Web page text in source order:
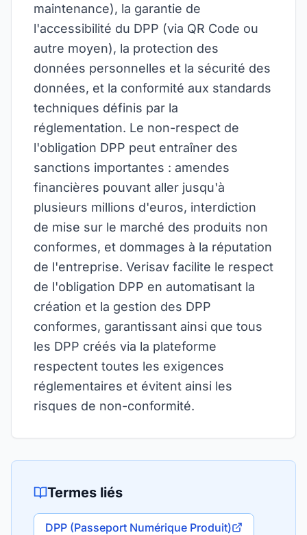
maintenance), la garantie de
l'accessibilité du DPP (via QR Code ou
autre moyen), la protection des
données personnelles et la sécurité des
données, et la conformité aux standards
techniques définis par la
réglementation. Le non-respect de
l'obligation DPP peut entraîner des
sanctions importantes : amendes
financières pouvant aller jusqu'à
plusieurs millions d'euros, interdiction
de mise sur le marché des produits non
conformes, et dommages à la réputation
de l'entreprise. Verisav facilite le respect
de l'obligation DPP en automatisant la
création et la gestion des DPP
conformes, garantissant ainsi que tous
les DPP créés via la plateforme
respectent toutes les exigences
réglementaires et évitent ainsi les
risques de non-conformité.
Termes liés
DPP (Passeport Numérique Produit)